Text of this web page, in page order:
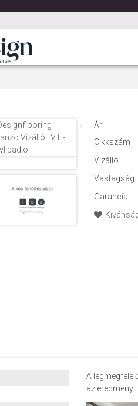
Ár:
Cikkszám
Vízálló
Vastagság
Garancia
A
az